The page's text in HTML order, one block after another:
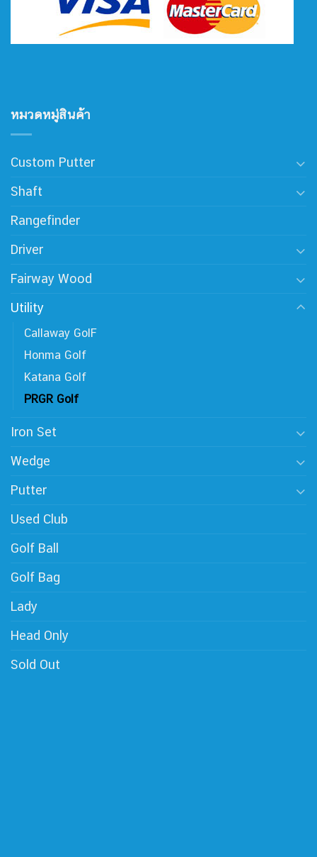
หมวดหมู่สินค้า
Custom Putter
Shaft
Rangefinder
Driver
Fairway Wood
Utility
Callaway GolF
Honma Golf
Katana Golf
PRGR Golf
Iron Set
Wedge
Putter
Used Club
Golf Ball
Golf Bag
Lady
Head Only
Sold Out